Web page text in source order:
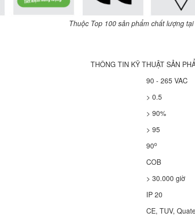
Thuộc Top 100 sản phẩm chất lượng
THÔNG TIN KỸ THUẬT SẢN
90 - 265 VAC
> 0.5
> 90%
> 95
90o
COB
> 30.000 giờ
IP 20
CE, TUV,